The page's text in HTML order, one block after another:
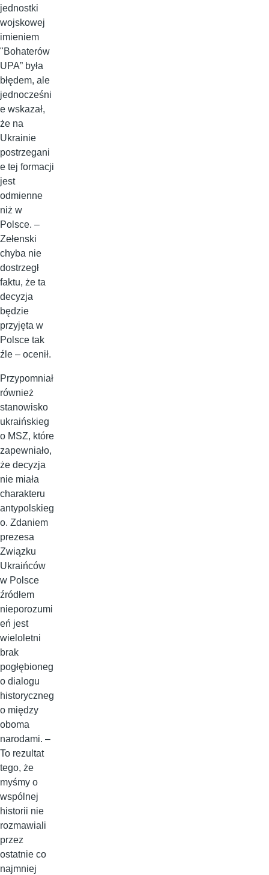
jednostki
wojskowej
imieniem
"Bohaterów
UPA” była
błędem, ale
jednocześni
e wskazał,
że na
Ukrainie
postrzegani
e tej formacji
jest
odmienne
niż w
Polsce. –
Zełenski
chyba nie
dostrzegł
faktu, że ta
decyzja
będzie
przyjęta w
Polsce tak
źle – ocenił.
Przypomniał
również
stanowisko
ukraińskieg
o MSZ, które
zapewniało,
że decyzja
nie miała
charakteru
antypolskieg
o. Zdaniem
prezesa
Związku
Ukraińców
w Polsce
źródłem
nieporozumi
eń jest
wieloletni
brak
pogłębioneg
o dialogu
historyczneg
o między
oboma
narodami. –
To rezultat
tego, że
myśmy o
wspólnej
historii nie
rozmawiali
przez
ostatnie co
najmniej